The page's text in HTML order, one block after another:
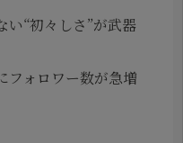
い“初々しさ”が武器
フォロワー数が急増